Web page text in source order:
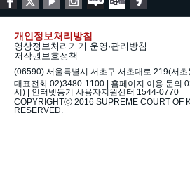
개인정보처리방침
영상정보처리기기 운영·관리방침
저작권보호정책
(06590) 서울특별시 서초구 서초대로 219(서초
대표전화 02)3480-1100 | 홈페이지 이용 문의
시) | 인터넷등기 사용자지원센터 1544-0770
COPYRIGHTⓒ 2016 SUPREME COURT OF
RESERVED.